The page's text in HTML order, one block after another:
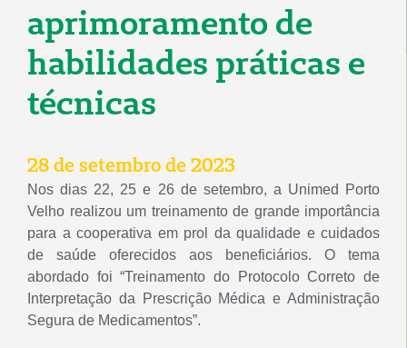
aprimoramento de
habilidades práticas e
técnicas
28 de setembro de 2023
Nos dias 22, 25 e 26 de setembro, a Unimed Porto
Velho realizou um treinamento de grande importância
para a cooperativa em prol da qualidade e cuidados
de saúde oferecidos aos beneficiários. O tema
abordado foi “Treinamento do Protocolo Correto de
Interpretação da Prescrição Médica e Administração
Segura de Medicamentos”.